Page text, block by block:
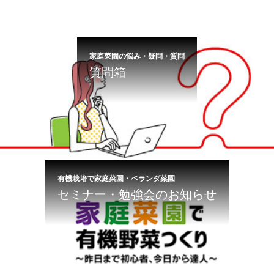
家庭菜園の悩み・疑問・質問
質問箱
有機栽培で家庭菜園・ベランダ菜園
セミナー・勉強会のお知らせ